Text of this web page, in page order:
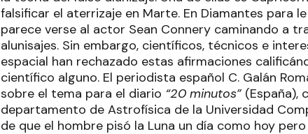
falsificar el aterrizaje en Marte. En Diamantes para
parece verse al actor Sean Connery caminando a
alunisajes. Sin embargo, científicos, técnicos e
espacial han rechazado estas afirmaciones
científico alguno. El periodista español C. Galán
sobre el tema para el diario “20 minutos” (España),
departamento de Astrofísica de la Universidad
de que el hombre pisó la Luna un día como hoy pero